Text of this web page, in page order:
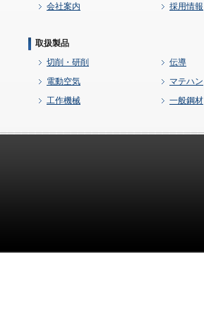
会社案内 採用情報
取扱製品
切削・研削 伝導
電動空気 マテハン
工作機械 一般鋼材